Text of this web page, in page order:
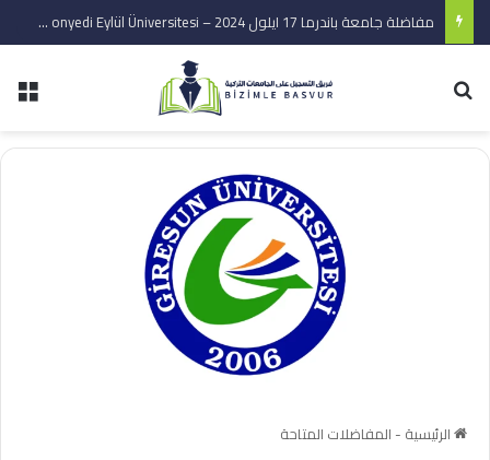
مفاضلة جامعة ماردين ارتوكلو برنامج اللغة العربية 2024
الرئيسية - المفاضلات المتاحة